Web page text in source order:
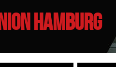
HAMBURG